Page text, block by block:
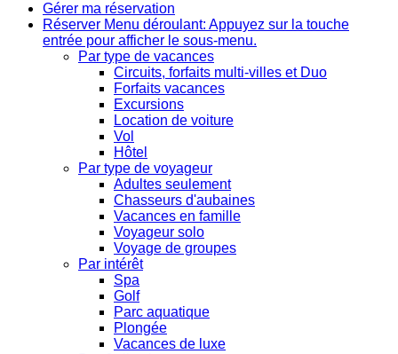
Gérer ma réservation
Réserver Menu déroulant: Appuyez sur la touche
entrée pour afficher le sous-menu.
Par type de vacances
Circuits, forfaits multi-villes et Duo
Forfaits vacances
Excursions
Location de voiture
Vol
Hôtel
Par type de voyageur
Adultes seulement
Chasseurs d'aubaines
Vacances en famille
Voyageur solo
Voyage de groupes
Par intérêt
Spa
Golf
Parc aquatique
Plongée
Vacances de luxe